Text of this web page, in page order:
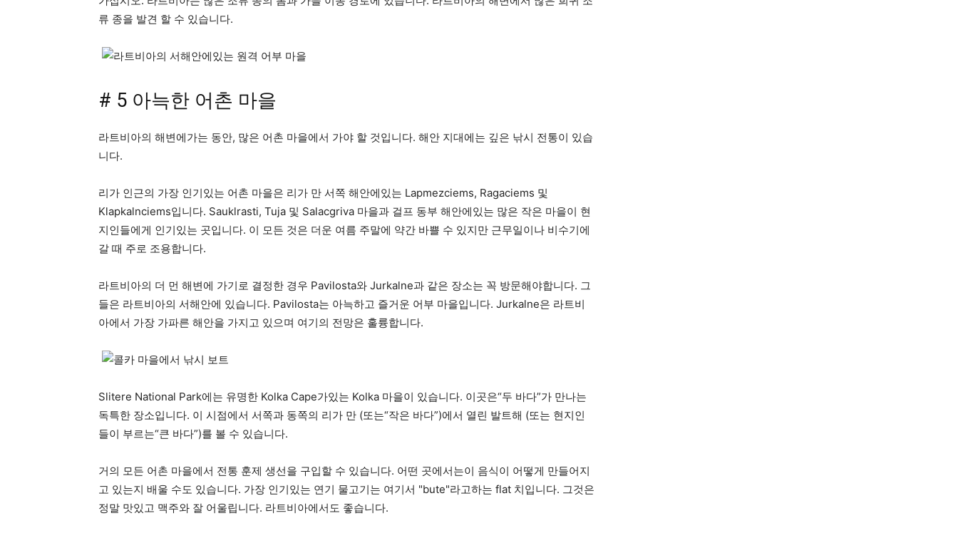
류 종을 발견 할 수 있습니다.
# 5 아늑한 어촌 마을
라트비아의 해변에가는 동안, 많은 어촌 마을에서 가야 할 것입니다. 해안 지대에는 깊은 낚시 전통이 있습
니다.
리가 인근의 가장 인기있는 어촌 마을은 리가 만 서쪽 해안에있는 Lapmezciems, Ragaciems 및
Klapkalnciems입니다. Sauklrasti, Tuja 및 Salacgriva 마을과 걸프 동부 해안에있는 많은 작은 마을이 현
지인들에게 인기있는 곳입니다. 이 모든 것은 더운 여름 주말에 약간 바쁠 수 있지만 근무일이나 비수기에
갈 때 주로 조용합니다.
라트비아의 더 먼 해변에 가기로 결정한 경우 Pavilosta와 Jurkalne과 같은 장소는 꼭 방문해야합니다. 그
들은 라트비아의 서해안에 있습니다. Pavilosta는 아늑하고 즐거운 어부 마을입니다. Jurkalne은 라트비
아에서 가장 가파른 해안을 가지고 있으며 여기의 전망은 훌륭합니다.
Slitere National Park에는 유명한 Kolka Cape가있는 Kolka 마을이 있습니다. 이곳은“두 바다”가 만나는
독특한 장소입니다. 이 시점에서 서쪽과 동쪽의 리가 만 (또는“작은 바다”)에서 열린 발트해 (또는 현지인
들이 부르는“큰 바다”)를 볼 수 있습니다.
거의 모든 어촌 마을에서 전통 훈제 생선을 구입할 수 있습니다. 어떤 곳에서는이 음식이 어떻게 만들어지
고 있는지 배울 수도 있습니다. 가장 인기있는 연기 물고기는 여기서 "bute"라고하는 flat 치입니다. 그것은
정말 맛있고 맥주와 잘 어울립니다. 라트비아에서도 좋습니다.